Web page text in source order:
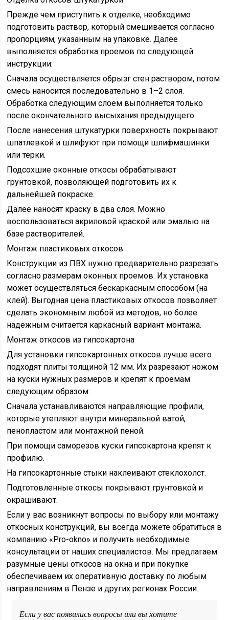
Прежде чем приступить к отделке, необходимо
подготовить раствор, который смешивается согласно
пропорциям, указанным на упаковке. Далее
выполняется обработка проемов по следующей
инструкции:
Сначала осуществляется обрызг стен раствором, потом
смесь наносится последовательно в 1–2 слоя.
Обработка следующим слоем выполняется только
после окончательного высыхания предыдущего.
После нанесения штукатурки поверхность покрывают
шпатлевкой и шлифуют при помощи шлифмашинки
или терки.
Подсохшие оконные откосы обрабатывают
грунтовкой, позволяющей подготовить их к
дальнейшей покраске.
Далее наносят краску в два слоя. Можно
воспользоваться акриловой краской или эмалью на
базе растворителей.
Монтаж пластиковых откосов
Конструкции из ПВХ нужно предварительно разрезать
согласно размерам оконных проемов. Их установка
может осуществляться бескаркасным способом (на
клей). Выгодная цена пластиковых откосов позволяет
сделать экономным любой из методов, но более
надежным считается каркасный вариант монтажа.
Монтаж откосов из гипсокартона
Для установки гипсокартонных откосов лучше всего
подходят плиты толщиной 12 мм. Их разрезают ножом
на куски нужных размеров и крепят к проемам
следующим образом:
Сначала устанавливаются направляющие профили,
которые утепляют внутри минеральной ватой,
пенопластом или монтажной пеной.
При помощи саморезов куски гипсокартона крепят к
профилю.
На гипсокартонные стыки наклеивают стеклохолст.
Подготовленные откосы покрывают грунтовкой и
окрашивают.
Если у вас возникнут вопросы по выбору или монтажу
откосных конструкций, вы всегда можете обратиться в
компанию «Pro-okno» и получить необходимые
консультации от наших специалистов. Мы предлагаем
разумные цены откосов на окна и при покупке
обеспечиваем их оперативную доставку по любым
направлениям в Пензе и других регионах России.
Если у вас появились вопросы или вы хотите